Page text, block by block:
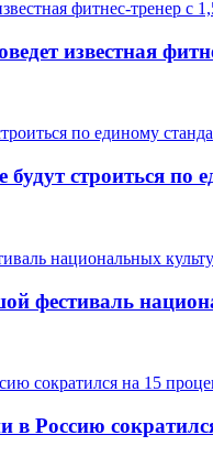
известная
строиться по
фестиваль
в Россию